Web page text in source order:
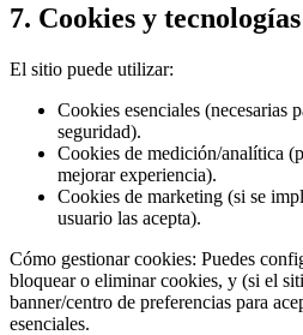
7. Cookies y
El sitio puede utilizar:
Cookies esenciales (necesarias
seguridad).
Cookies de medición/analítica
mejorar experiencia).
Cookies de marketing (si se
usuario las acepta).
Cómo gestionar cookies: Puedes
bloquear o eliminar cookies, y (si el
banner/centro de preferencias para
esenciales.